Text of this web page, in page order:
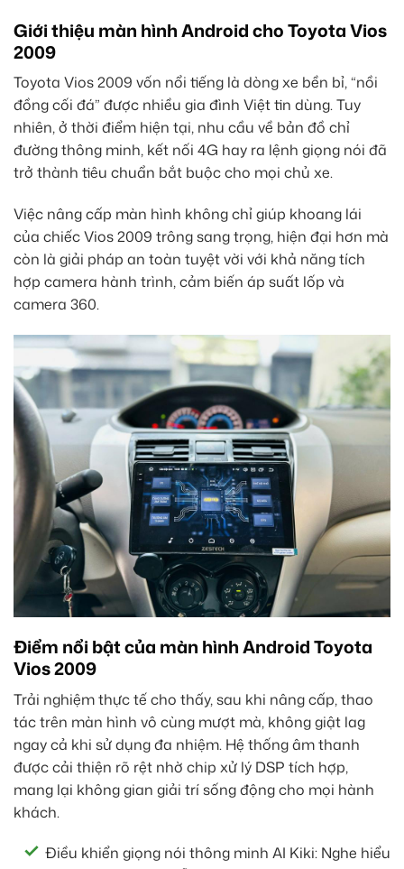
Giới thiệu màn hình Android cho Toyota Vios
2009
Toyota Vios 2009 vốn nổi tiếng là dòng xe bền bỉ, “nồi
đồng cối đá” được nhiều gia đình Việt tin dùng. Tuy
nhiên, ở thời điểm hiện tại, nhu cầu về bản đồ chỉ
đường thông minh, kết nối 4G hay ra lệnh giọng nói đã
trở thành tiêu chuẩn bắt buộc cho mọi chủ xe.
Việc nâng cấp màn hình không chỉ giúp khoang lái
của chiếc Vios 2009 trông sang trọng, hiện đại hơn mà
còn là giải pháp an toàn tuyệt vời với khả năng tích
hợp camera hành trình, cảm biến áp suất lốp và
camera 360.
Điểm nổi bật của màn hình Android Toyota
Vios 2009
Trải nghiệm thực tế cho thấy, sau khi nâng cấp, thao
tác trên màn hình vô cùng mượt mà, không giật lag
ngay cả khi sử dụng đa nhiệm. Hệ thống âm thanh
được cải thiện rõ rệt nhờ chip xử lý DSP tích hợp,
mang lại không gian giải trí sống động cho mọi hành
khách.
Điều khiển giọng nói thông minh AI Kiki: Nghe hiểu